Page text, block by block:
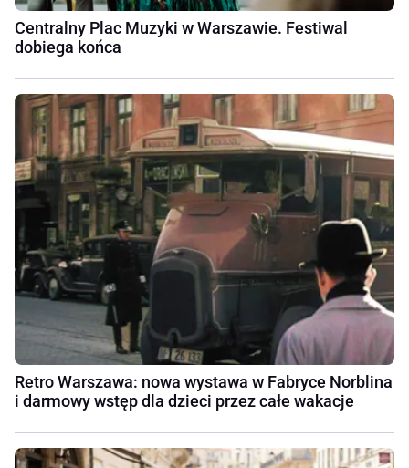
Centralny Plac Muzyki w Warszawie. Festiwal
dobiega końca
Retro Warszawa: nowa wystawa w Fabryce Norblina
i darmowy wstęp dla dzieci przez całe wakacje